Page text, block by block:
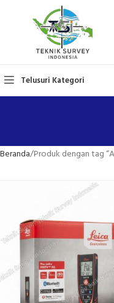
Telusuri Kategori
Beranda Produk dengan tag